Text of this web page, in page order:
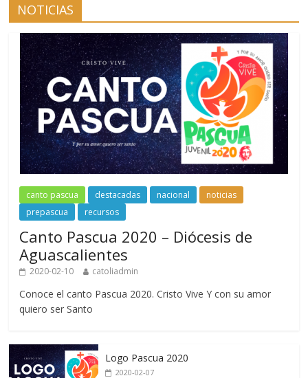
NOTICIAS
canto pascua destacadas nacional
noticias
prepascua
recursos
Canto Pascua 2020 – Diócesis de
Aguascalientes
2020-02-10 catoliadmin
Conoce el canto Pascua 2020. Cristo Vive Y con su amor
quiero ser Santo
Logo Pascua 2020
2020-02-07